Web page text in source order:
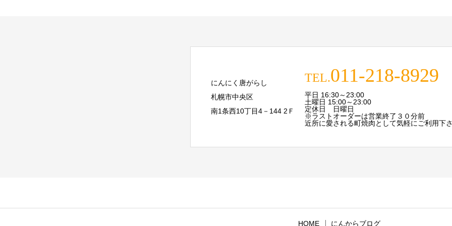
にんにく唐がらし
札幌市中央区
南1条西10丁目4－144 2Ｆ
TEL.011-218-8929
平日 16:30～23:00
土曜日 15:00～23:00
定休日 日曜日
※ラストオーダーは営業終了３０分前
近所に愛される町焼肉として気軽にご利用下
HOME にんからブログ